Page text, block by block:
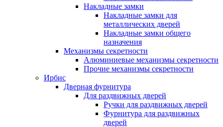
Накладные замки
Накладные замки для
металлических дверей
Накладные замки общего
назначения
Механизмы секретности
Алюминиевые механизмы секретности
Прочие механизмы секретности
Ирбис
Дверная фурнитура
Для раздвижных дверей
Ручки для раздвижных дверей
Фурнитура для раздвижных
дверей